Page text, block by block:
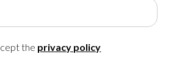
the privacy policy